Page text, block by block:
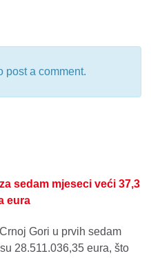
post a comment.
sedam mjeseci veći 37,3
eura
Gori u prvih sedam
28.511.036,35 eura, što